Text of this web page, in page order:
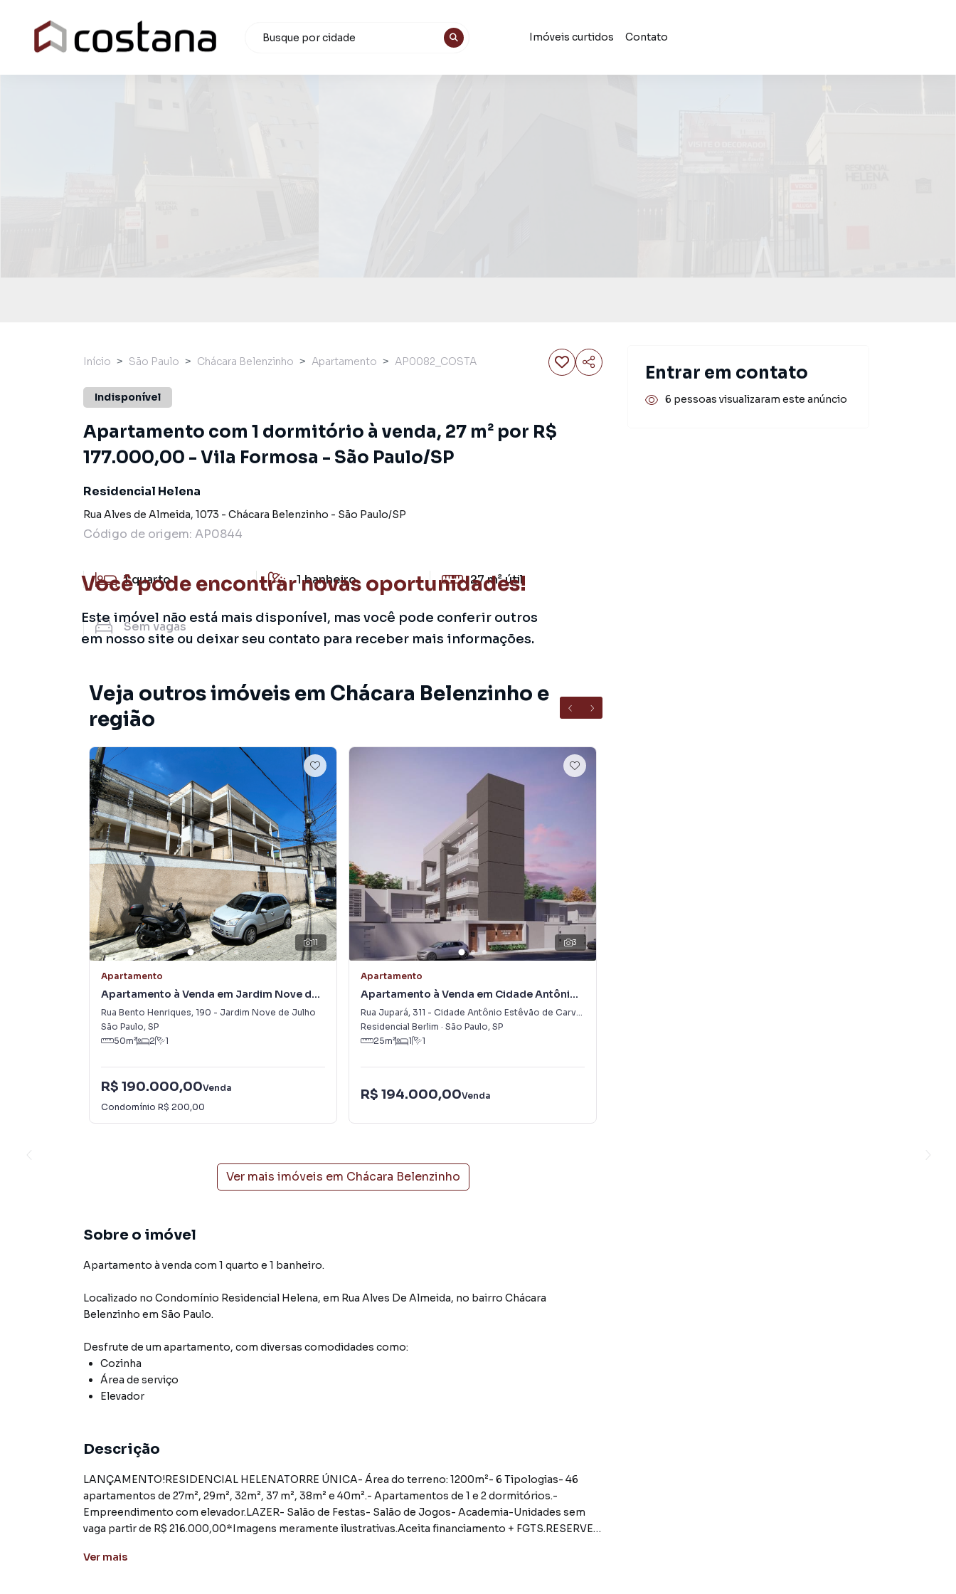
Imóveis curtidos Contato
Você pode encontrar novas oportunidades!
Este imóvel não está mais disponível, mas você pode conferir outros
em nosso site ou deixar seu contato para receber mais informações.
Início São Paulo Chácara Belenzinho Apartamento AP0082_COSTA
Indisponível
Apartamento com 1 dormitório à venda, 27 m² por R$
177.000,00 - Vila Formosa - São Paulo/SP
Residencial Helena
Rua Alves de Almeida, 1073 - Chácara Belenzinho - São Paulo/SP
Código de origem: AP0844
1quarto 1 banheiro 27 m²útil
Sem vagas
Veja outros imóveis em Chácara Belenzinho e
região
11
Apartamento
Apartamento à Venda em Jardim Nove de
Julho
Rua Bento Henriques, 190 - Jardim Nove de Julho
São Paulo, SP
50m² 2 1
R$ 190.000,00Venda
Condomínio R$ 200,00
3
Apartamento
Apartamento à Venda em Cidade Antônio
Estêvão de Carvalho
Rua Jupará, 311 - Cidade Antônio Estêvão de Carvalho
Residencial Berlim · São Paulo, SP
25m² 1 1
R$ 194.000,00Venda
Ver mais imóveis em Chácara Belenzinho
Sobre o imóvel
Apartamento à venda com 1 quarto e 1 banheiro.
Localizado no Condomínio Residencial Helena, em Rua Alves De Almeida, no bairro Chácara
Belenzinho em São Paulo.
Desfrute de um apartamento, com diversas comodidades como:
Cozinha
Área de serviço
Elevador
Descrição
LANÇAMENTO!RESIDENCIAL HELENATORRE ÚNICA- Área do terreno: 1200m²- 6 Tipologias- 46
apartamentos de 27m², 29m², 32m², 37 m², 38m² e 40m².- Apartamentos de 1 e 2 dormitórios.-
Empreendimento com elevador.LAZER- Salão de Festas- Salão de Jogos- Academia-Unidades sem
vaga partir de R$ 216.000,00*Imagens meramente ilustrativas.Aceita financiamento + FGTS.RESERVE
Ver mais
Entrar em contato
6 pessoas visualizaram este anúncio